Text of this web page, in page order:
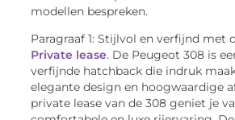
modellen bespreken.
Paragraaf 1: Stijlvol en verfijnd met
Private lease. De Peugeot 308 is
verfijnde hatchback die indruk
elegante design en hoogwaardige
private lease van de 308 geniet je